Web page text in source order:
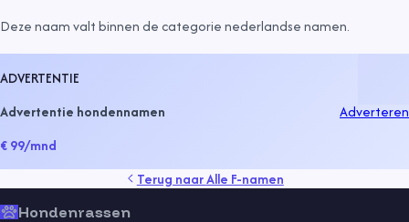
Deze naam valt binnen de categorienederlandse namen.
ADVERTENTIE
Advertentie hondennamen
€ 99/mnd
Adverteren
Terug naarAlle F-namen
Hondenrassen